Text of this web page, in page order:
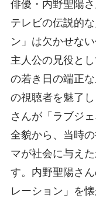
俳優・内野聖陽
テレビの伝説的
ン」は欠かせな
主人公の兄役と
の若き日の端正
の視聴者を魅了
さんが「ラブジ
全貌から、当時
マが社会に与え
す。内野聖陽さ
レーション」を